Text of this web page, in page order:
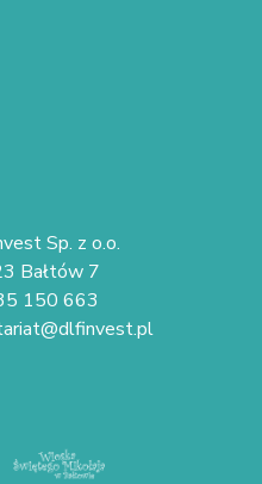
Sp. z o.o.
Bałtów 7
150 663